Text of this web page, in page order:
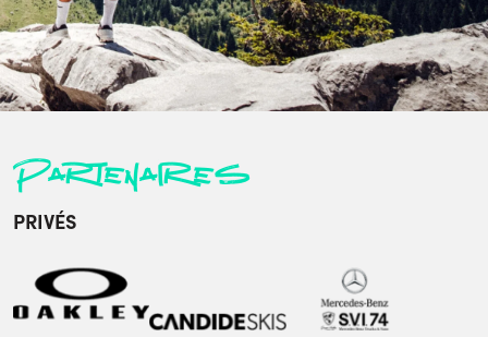
Partenaires
PRIVÉS